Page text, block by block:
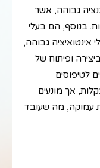
גבוהה, אשר
בנוסף, הם בעלי
אינטואיציה גבוהה,
ופיתוח של
לטיפוסים
אך מונעים
עמוקה, מה שעובד